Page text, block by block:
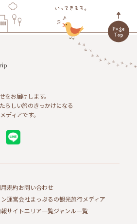
をお届けします。
らしい旅のきっかけになる
ディアです。
規約お問い合わせ
運営会社まっぷるの観光旅行メディア
サイトエリア一覧ジャンル一覧